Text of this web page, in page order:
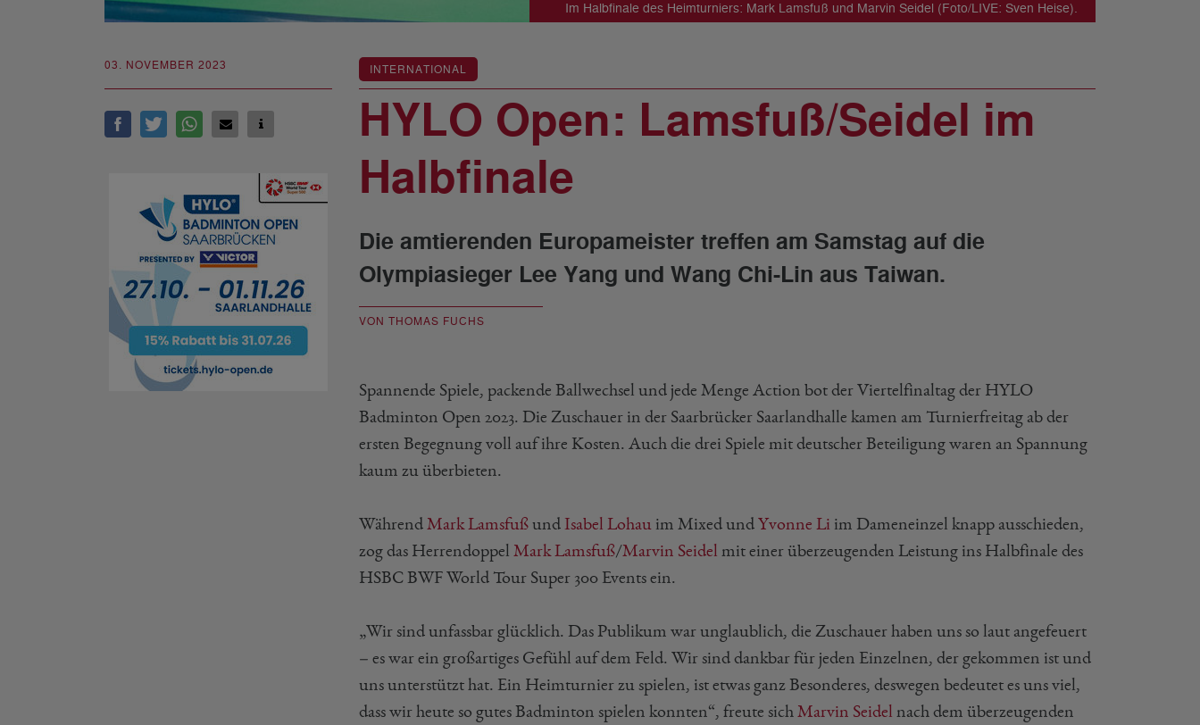
Im Halbfinale des Heimturniers: Mark Lamsfuß und Marvin Seidel (Foto/LIVE: Sven Heise).
03. NOVEMBER 2023 INTERNATIONAL
HYLO Open: Lamsfuß/Seidel im
Halbfinale
Die amtierenden Europameister treffen am Samstag auf die
Olympiasieger Lee Yang und Wang Chi-Lin aus Taiwan.
VON THOMAS FUCHS
Spannende Spiele, packende Ballwechsel und jede Menge Action bot der Viertelfinaltag der HYLO
Badminton Open 2023. Die Zuschauer in der Saarbrücker Saarlandhalle kamen am Turnierfreitag ab der
ersten Begegnung voll auf ihre Kosten. Auch die drei Spiele mit deutscher Beteiligung waren an Spannung
kaum zu überbieten.
Während Mark Lamsfuß und Isabel Lohau im Mixed und Yvonne Li im Dameneinzel knapp ausschieden,
zog das Herrendoppel Mark Lamsfuß/Marvin Seidel mit einer überzeugenden Leistung ins Halbfinale des
HSBC BWF World Tour Super 300 Events ein.
„Wir sind unfassbar glücklich. Das Publikum war unglaublich, die Zuschauer haben uns so laut angefeuert
– es war ein großartiges Gefühl auf dem Feld. Wir sind dankbar für jeden Einzelnen, der gekommen ist und
uns unterstützt hat. Ein Heimturnier zu spielen, ist etwas ganz Besonderes, deswegen bedeutet es uns viel,
dass wir heute so gutes Badminton spielen konnten“, freute sich Marvin Seidel nach dem überzeugenden